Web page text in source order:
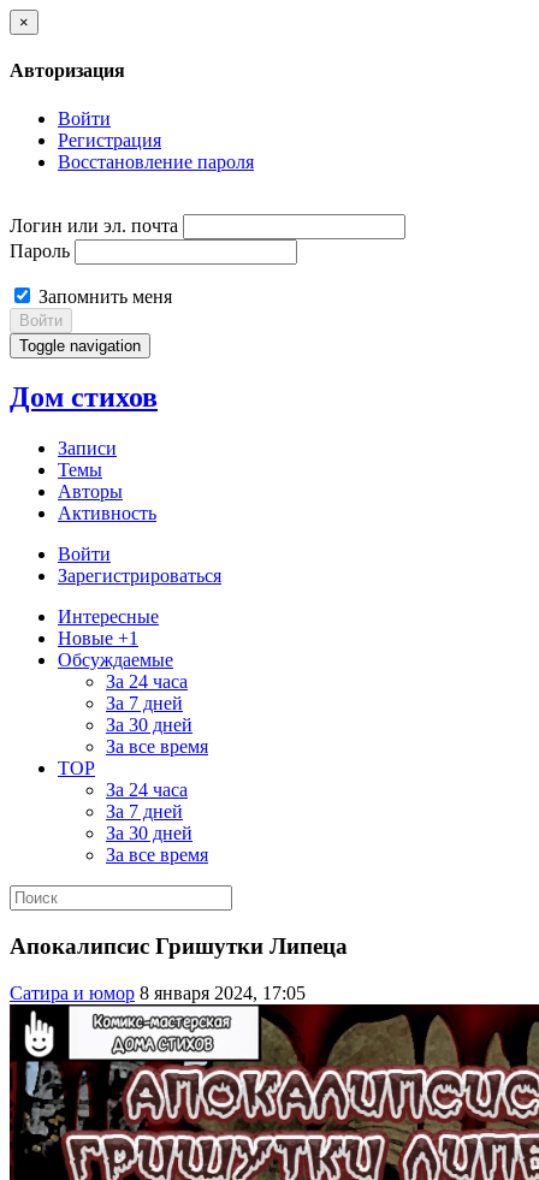
×
Авторизация
Войти
Регистрация
Восстановление пароля
Логин или эл. почта
Пароль
Запомнить меня
Войти
Toggle navigation
Дом стихов
Записи
Темы
Авторы
Активность
Войти
Зарегистрироваться
Интересные
Новые +1
Обсуждаемые
За 24 часа
За 7 дней
За 30 дней
За все время
TOP
За 24 часа
За 7 дней
За 30 дней
За все время
Апокалипсис Гришутки Липеца
Сатира и юмор 8 января 2024, 17:05